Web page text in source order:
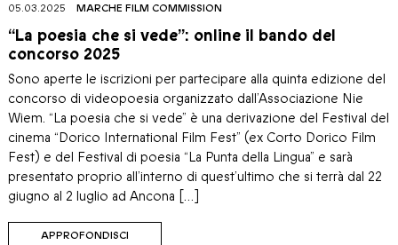
05.03.2025 MARCHE FILM COMMISSION
“La poesia che si vede”: online il bando del
concorso 2025
Sono aperte le iscrizioni per partecipare alla quinta edizione del
concorso di videopoesia organizzato dall’Associazione Nie
Wiem. “La poesia che si vede” è una derivazione del Festival del
cinema “Dorico International Film Fest” (ex Corto Dorico Film
Fest) e del Festival di poesia “La Punta della Lingua” e sarà
presentato proprio all’interno di quest’ultimo che si terrà dal 22
giugno al 2 luglio ad Ancona […]
APPROFONDISCI